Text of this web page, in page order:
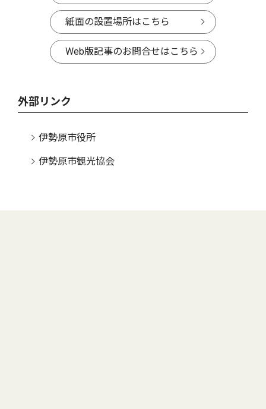
紙面の設置場所はこちら
Web版記事のお問合せはこちら
外部リンク
伊勢原市役所
伊勢原市観光協会